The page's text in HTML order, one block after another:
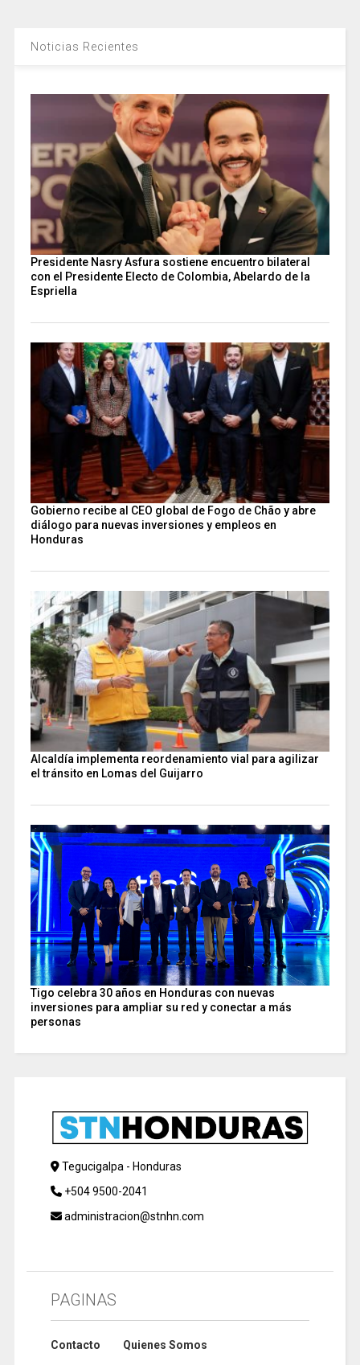
Noticias Recientes
Presidente Nasry Asfura sostiene encuentro bilateral
con el Presidente Electo de Colombia, Abelardo de la
Espriella
Gobierno recibe al CEO global de Fogo de Chão y abre
diálogo para nuevas inversiones y empleos en
Honduras
Alcaldía implementa reordenamiento vial para agilizar
el tránsito en Lomas del Guijarro
Tigo celebra 30 años en Honduras con nuevas
inversiones para ampliar su red y conectar a más
personas
Tegucigalpa - Honduras
+504 9500-2041
administracion@stnhn.com
PAGINAS
Contacto
Quienes Somos